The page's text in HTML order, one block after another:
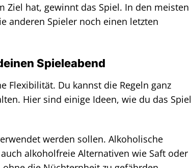
Ziel hat, gewinnt das Spiel. In den meisten
anderen Spieler noch einen letzten
Spieleabend
Flexibilität. Du kannst die Regeln ganz
Hier sind einige Ideen, wie du das Spiel
werden sollen. Alkoholische
alkoholfreie Alternativen wie Saft oder